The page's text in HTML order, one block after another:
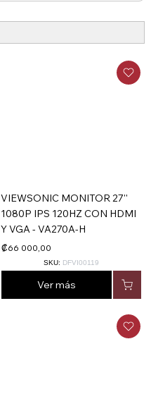
VIEWSONIC MONITOR 27''
1080P IPS 120HZ CON HDMI
Y VGA - VA270A-H
₡66 000,00
Ver más
SKU: DFVI00119